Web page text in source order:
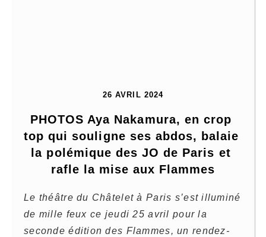
26 AVRIL 2024
PHOTOS Aya Nakamura, en crop
top qui souligne ses abdos, balaie
la polémique des JO de Paris et
rafle la mise aux Flammes
Le théâtre du Châtelet à Paris s’est illuminé
de mille feux ce jeudi 25 avril pour la
seconde édition des Flammes, un rendez-